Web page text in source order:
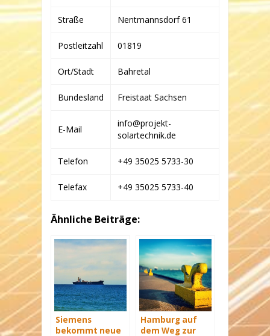
Straße Nentmannsdorf 61
Postleitzahl 01819
Ort/Stadt Bahretal
Bundesland Freistaat Sachsen
E-Mail
info@projekt-
solartechnik.de
Telefon +49 35025 5733-30
Telefax +49 35025 5733-40
Ähnliche Beiträge:
Siemens
bekommt neue
Hamburg auf
dem Weg zur